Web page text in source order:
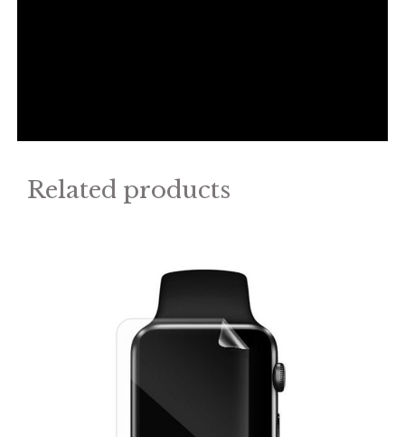
Related products